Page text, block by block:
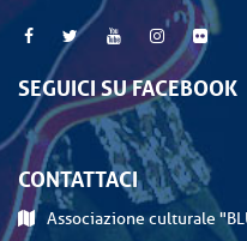
SEGUICI SU FACEBOOK
CONTATTACI
Associazione culturale